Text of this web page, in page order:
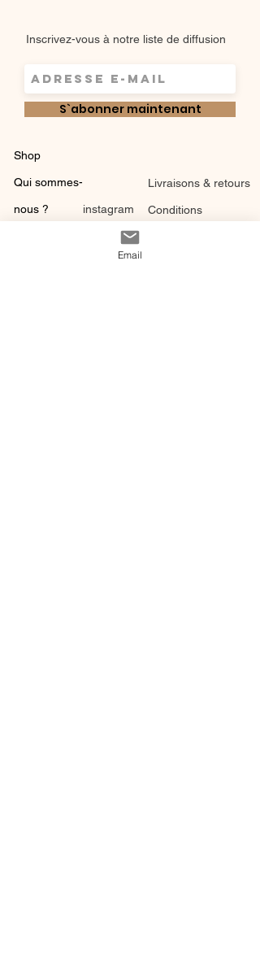
Inscrivez-vous à notre liste de diffusion
S`abonner maintenant
Shop
Qui sommes-
nous ? instagram
Livraisons & retours
Conditions
Email